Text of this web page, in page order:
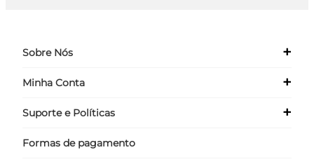
Sobre Nós +
Quem Somos
Minha Conta +
Meus Dados
Suporte e Políticas +
Políticas
Formas de pagamento